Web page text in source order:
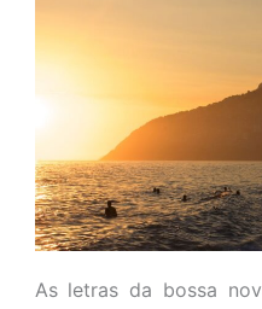
As letras da bossa